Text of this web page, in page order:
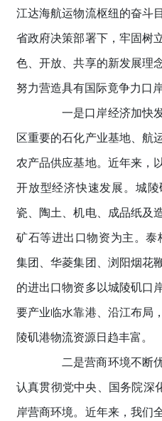
江达海航运物流枢纽的奋斗
省政府决策部署下，牢固树
色、开放、共享的新发展理
努力营造具有国际竟争力口
一是口岸经济加快发
区重要的石化产业基地、航
农产品供应基地。近年来，
开放型经济快速发展。城
瓷、陶土、机电、成品纸及
矿石等进出口物资为主。
集团、华菱集团、浏阳烟花
的进出口物资多以城陵矶口
要产业临水靠港、沿江布局
陵矶港物流资源日趋丰富。
二是营商环境不断优
认真贯彻党中央、国务院深
岸营商环境。近年来，我们